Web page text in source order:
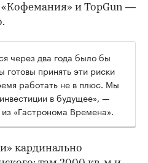
«Кофемания» и TopGun —
через два года было бы
принять эти риски
работать не в плюс. Мы
в будущее», —
«Гастронома Времена».
кардинально